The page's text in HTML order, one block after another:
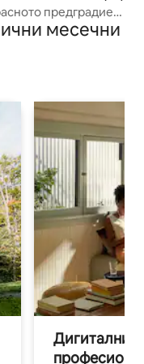
предградие
месечни
Дигитални